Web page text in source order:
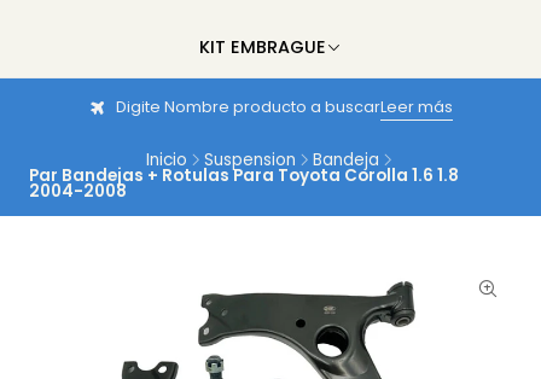
KIT EMBRAGUE
Digite Nombre producto a buscarLeer más
Inicio Suspension Bandeja
Par Bandejas + Rotulas Para Toyota Corolla 1.6 1.8
2004-2008